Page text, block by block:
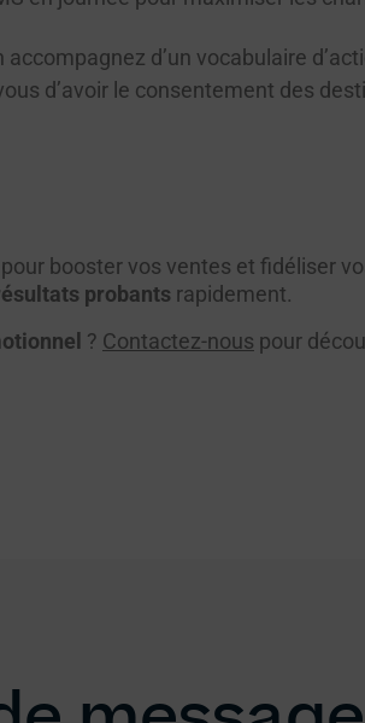
accompagnez d’un vocabulaire
d’avoir le consentement des
booster vos ventes et fidéliser
probants rapidement.
? Contactez-nous pour